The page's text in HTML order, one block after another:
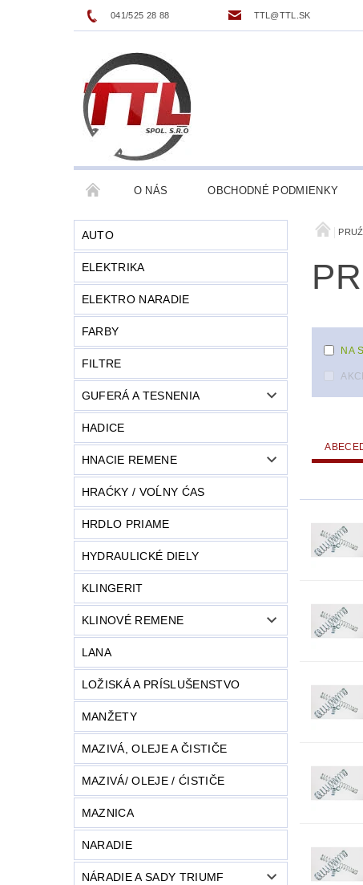
041/525 28 88 TTL@TTL.SK
O NÁS OBCHODNÉ PODMIENKY
AUTO
ELEKTRIKA
ELEKTRO NARADIE
FARBY
FILTRE
GUFERÁ A TESNENIA
HADICE
HNACIE REMENE
HRAĆKY / VOĹNY ĆAS
HRDLO PRIAME
HYDRAULICKÉ DIELY
KLINGERIT
KLINOVÉ REMENE
LANA
LOŽISKÁ A PRÍSLUŠENSTVO
MANŽETY
MAZIVÁ, OLEJE A ČISTIČE
MAZIVÁ/ OLEJE / ĆISTIČE
MAZNICA
NARADIE
NÁRADIE A SADY TRIUMF
NA